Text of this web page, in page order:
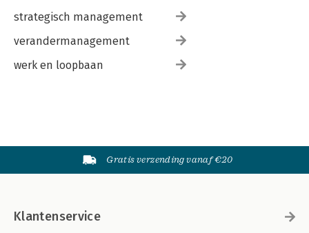
strategisch management
verandermanagement
werk en loopbaan
Gratis verzending vanaf €20
Klantenservice